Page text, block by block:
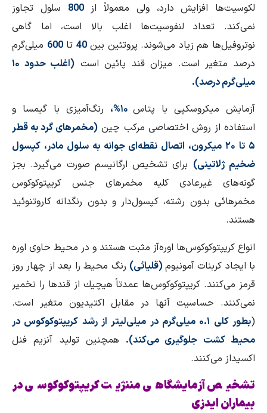
لكوسیت‌ها افزایش دارد، ولی معمولاً از800 سلول تجاوز
نمی‌كند. تعداد لنفوسیت‌ها اغلب بالا است، اما گاهی
نوتروفیل‌ها هم زیاد می‌شوند. پروتئین بین40 تا600 میلی‌گرم
درصد متغیر است. میزان قند پائین است
(اغلب حدود ۱۰
میلی‌گرم درصد).
آزمایش میكروسكپی با پتاس۱۰%،
رنگ‌آمیزی با گیمسا و
استفاده از روش اختصاصی مركب چین (مخمرهای گرد به قطر
۵ تا ۲۰ میكرون، اتصال نقطه‌ای جوانه به سلول مادر، كپسول
ضخیم ژلاتینی) برای تشخیص ارگانیسم صورت می‌گیرد. بجز
گونه‌های غیرعادی كلیه مخمرهای جنس كریپتوكوكوس
مخمرهائی بدون رشته، كپسول‌دار و بدون رنگدانه كاروتنوئید
هستند.
انواع كریپتوكوكوس‌ها اوره‌آز مثبت هستند و در محیط حاوی اوره
با ایجاد كربنات آمونیوم(قلیائی) رنگ محیط را بعد از چهار روز
قرمز می‌كنند. كریپتوكوكوس‌ها عمدتاً هیچیك از قندها را تخمیر
نمی‌كنند. حساسیت آنها در مقابل اكتیدیون متغیر است.
(
بطور كلی ۰.۱ میلی‌گرم در میلی‌لیتر از رشد كریپتوكوكوس در
محیط كشت جلوگیری می‌كند). همچنین تولید آنزیم فنل
اكسیداز می‌كنند.
تشخیص آزمایشگاهی مننژیت كریپتوكوكوسی در
بیماران ایدزی